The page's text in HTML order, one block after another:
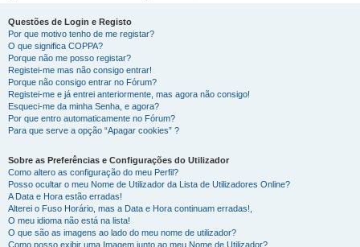
Questões de Login e Registo
Por que motivo tenho de me registar?
O que significa COPPA?
Porque não me posso registar?
Registei-me mas não consigo entrar!
Porque não consigo entrar no Fórum?
Registei-me e já entrei anteriormente, mas agora não consigo!
Esqueci-me da minha Senha, e agora?
Por que entro automaticamente no Fórum?
Para que serve a opção “Apagar cookies” ?
Sobre as Preferências e Configurações do Utilizador
Como altero as configuração do meu Perfil?
Posso ocultar o meu Nome de Utilizador da Lista de Utilizadores Online?
A Data e Hora estão erradas!
Alterei o Fuso Horário, mas a Data e Hora continuam erradas!,
O meu idioma não está na lista!
O que são as imagens ao lado do meu nome de utilizador?
Como posso exibir uma Imagem junto ao meu Nome de Utilizador?